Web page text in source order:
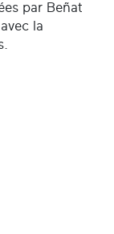
par Beñat
la